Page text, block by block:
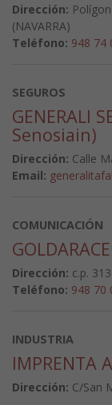
Dirección:
(NAVARRA)
Teléfono: 948 74
SEGUROS
GENERALI
Senosiain)
Dirección: Calle
Email:
COMUNICACIÓN
Dirección: c.p.
Teléfono: 948 70
INDUSTRIA
IMPRENTA
Dirección: C/San